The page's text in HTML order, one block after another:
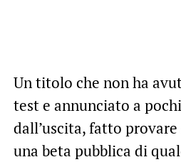
Un titolo che non ha
test e annunciato a
dall’uscita, fatto
una beta pubblica di